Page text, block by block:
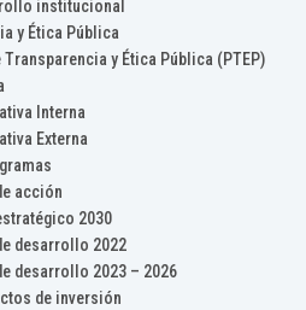
institucional
y Ética Pública
Transparencia y Ética Pública (PTEP)
Interna
Externa
acción
2030
desarrollo 2022
desarrollo 2023 – 2026
de inversión